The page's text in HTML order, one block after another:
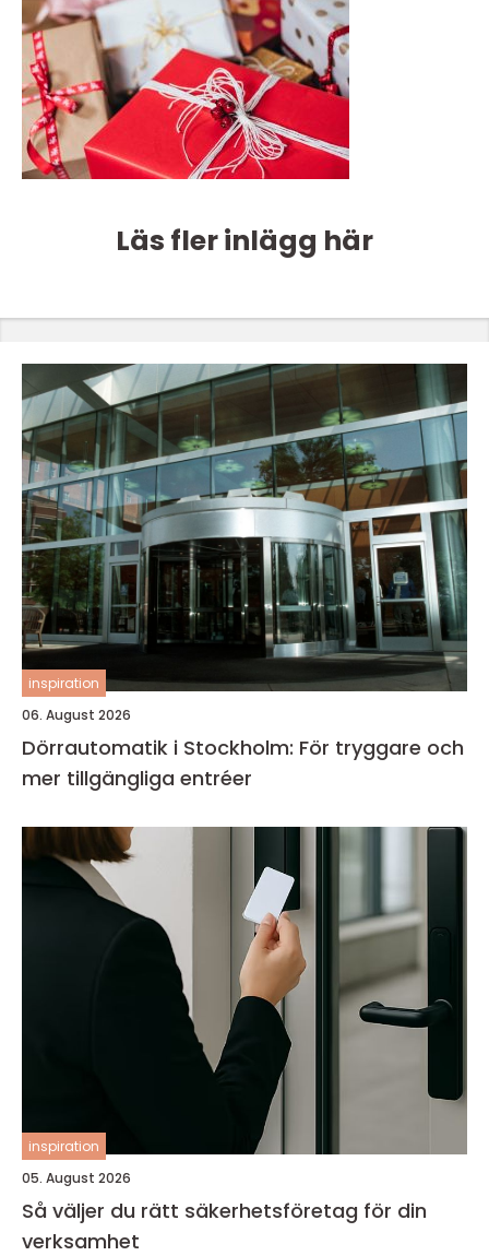
Läs fler inlägg här
inspiration
06. August 2026
Dörrautomatik i Stockholm: För tryggare och
mer tillgängliga entréer
inspiration
05. August 2026
Så väljer du rätt säkerhetsföretag för din
verksamhet